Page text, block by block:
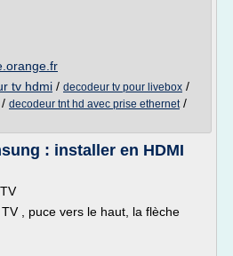
tv hdmi / decodeur tv pour livebox /
/ decodeur tnt hd avec prise ethernet/
: installer en HDMI
, puce vers le haut, la flèche